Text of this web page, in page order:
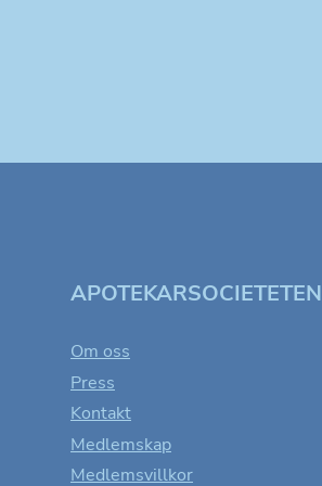
APOTEKARSOCIETETEN
Om oss
Press
Kontakt
Medlemskap
Medlemsvillkor